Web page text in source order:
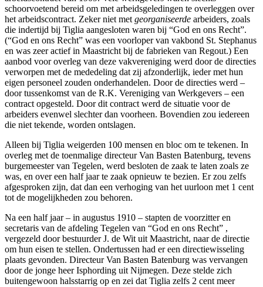
schoorvoetend bereid om met arbeidsgeledingen te overleggen over
het arbeidscontract. Zeker niet met georganiseerde arbeiders, zoals
die indertijd bij Tiglia aangesloten waren bij “God en ons Recht”.
(“God en ons Recht” was een voorloper van vakbond St. Stephanus
en was zeer actief in Maastricht bij de fabrieken van Regout.) Een
aanbod voor overleg van deze vakvereniging werd door de directies
verworpen met de mededeling dat zij afzonderlijk, ieder met hun
eigen personeel zouden onderhandelen. Door de directies werd –
door tussenkomst van de R.K. Vereniging van Werkgevers – een
contract opgesteld. Door dit contract werd de situatie voor de
arbeiders evenwel slechter dan voorheen. Bovendien zou iedereen
die niet tekende, worden ontslagen.
Alleen bij Tiglia weigerden 100 mensen en bloc om te tekenen. In
overleg met de toenmalige directeur Van Basten Batenburg, tevens
burgemeester van Tegelen, werd besloten de zaak te laten zoals ze
was, en over een half jaar te zaak opnieuw te bezien. Er zou zelfs
afgesproken zijn, dat dan een verhoging van het uurloon met 1 cent
tot de mogelijkheden zou behoren.
Na een half jaar – in augustus 1910 – stapten de voorzitter en
secretaris van de afdeling Tegelen van “God en ons Recht” ,
vergezeld door bestuurder J. de Wit uit Maastricht, naar de directie
om hun eisen te stellen. Ondertussen had er een directiewisseling
plaats gevonden. Directeur Van Basten Batenburg was vervangen
door de jonge heer Isphording uit Nijmegen. Deze stelde zich
buitengewoon halsstarrig op en zei dat Tiglia zelfs 2 cent meer